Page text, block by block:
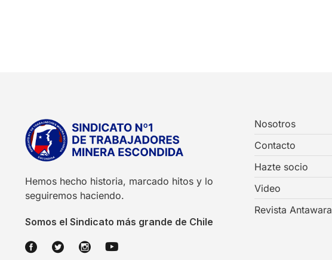
Hemos hecho historia, marcado hitos y lo
seguiremos haciendo.
Somos el Sindicato más grande de Chile
Nosotros
Contacto
Hazte socio
Video
Revista Antawara